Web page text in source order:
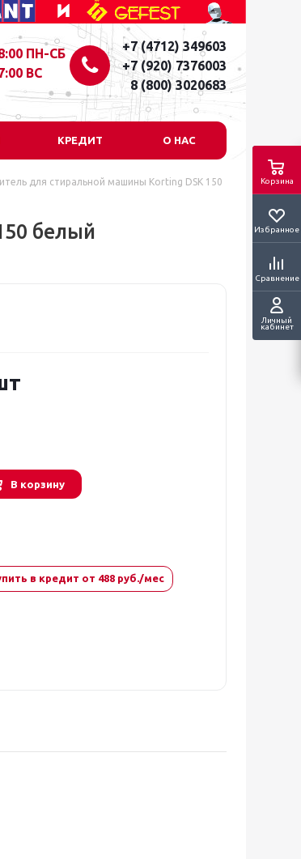
ПН-СБ
ВС
Корзина
Избранное
Сравнение
Личный
кабинет
+7 (4712) 349603
+7 (920) 7376003
8 (800) 3020683
КРЕДИТ О НАС
для стиральной машины Korting DSK 150
белый
В корзину
в кредит от 488 руб./мес